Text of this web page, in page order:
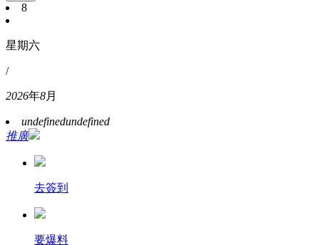
8
星期六
/
2026年8月
undefinedundefined
推廣
去簽到
要爆料